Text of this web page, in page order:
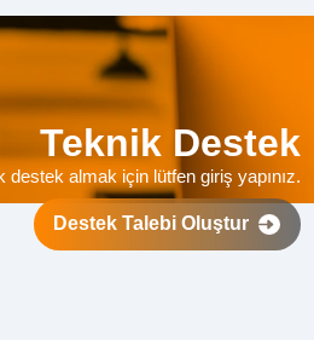
Teknik Destek
destek almak için lütfen giriş yapınız.
Destek Talebi Oluştur